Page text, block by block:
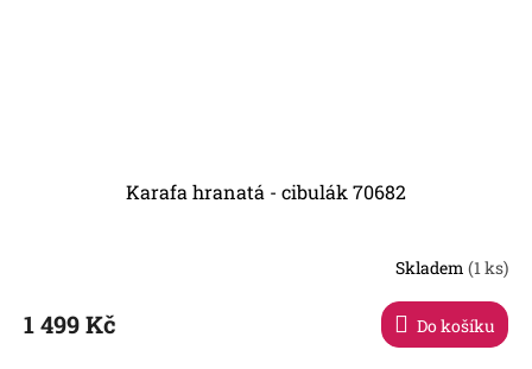
Karafa hranatá - cibulák 70682
Skladem (1 ks)
1 499 Kč Do košíku